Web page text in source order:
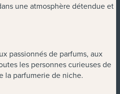
une atmosphère détendue et
passionnés de parfums, aux
les personnes curieuses de
la parfumerie de niche.